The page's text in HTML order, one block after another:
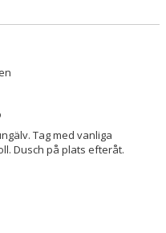
Tag med vanliga
Dusch på plats efteråt.